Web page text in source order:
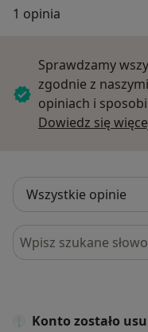
1 opinia
Sprawdzamy
zgodnie z
opiniach i
Dowiedz się
Szukaj w opiniach
Konto zostało